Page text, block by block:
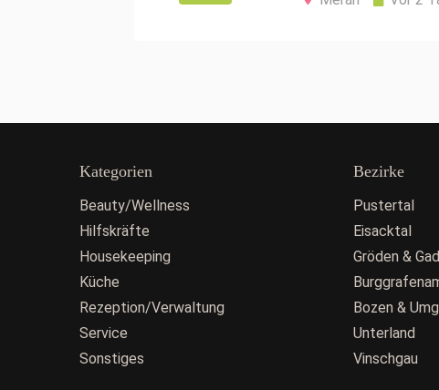
Kategorien
Beauty/Wellness
Hilfskräfte
Housekeeping
Küche
Rezeption/Verwaltung
Service
Sonstiges
Bezirke
Pustertal
Eisacktal
Gröden &
Bozen &
Unterland
Vinschgau